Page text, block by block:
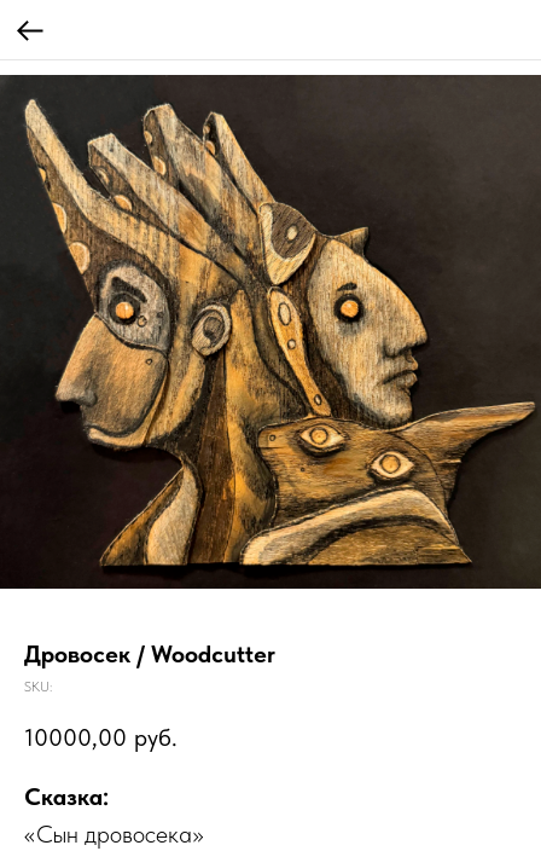
Дровосек / Woodcutter
SKU:
10000,00 руб.
Сказка:
«Сын дровосека»